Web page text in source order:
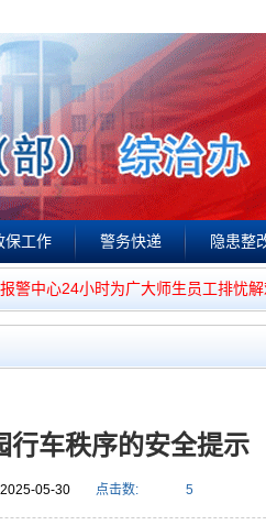
保工作 警务快递 隐患整
警中心24小时为广大师生员工排
行车秩序的安全提示
2025-05-30 点击数: 5